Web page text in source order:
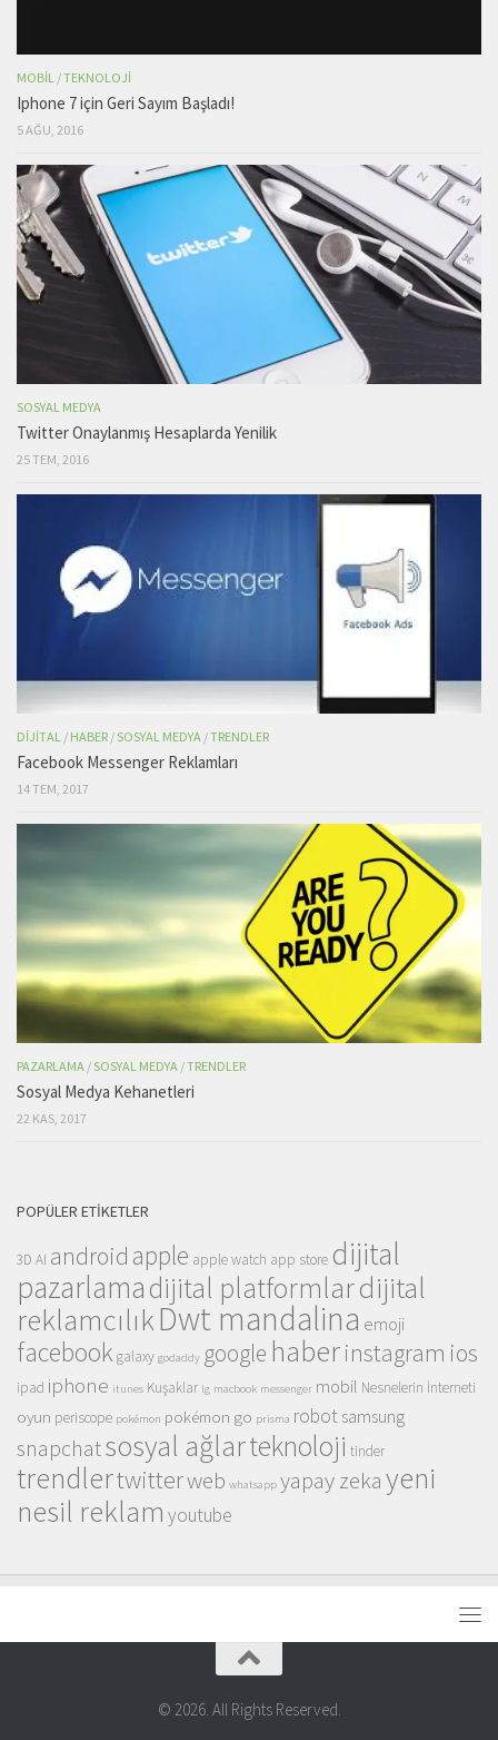
MOBIL /TEKNOLOJI
Iphone 7 için Geri Sayım Başladı!
5 AĞU, 2016
SOSYAL MEDYA
Twitter Onaylanmış Hesaplarda Yenilik
25 TEM, 2016
DIJITAL / HABER /SOSYAL MEDYA /TRENDLER
Facebook Messenger Reklamları
14 TEM, 2017
PAZARLAMA /SOSYAL MEDYA /TRENDLER
Sosyal Medya Kehanetleri
22 KAS, 2017
POPÜLER ETIKETLER
3D AI android apple apple watch app store dijital
pazarlamadijital platformlardijital
reklamcılıkDwt mandalina emoji
facebookgalaxy godaddy google haberinstagram ios
ipad iphone itunes Kuşaklar lg macbook messenger mobil Nesnelerin İnterneti
oyun periscope pokémon pokémon go prisma robot samsung
snapchatsosyal ağlarteknoloji tinder
trendlertwitterweb whatsapp yapay zekayeni
nesil reklam youtube
© 2026. All Rights Reserved.